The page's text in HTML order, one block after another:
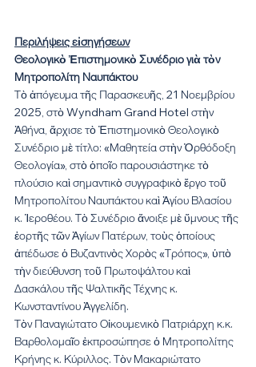
Περιλήψεις εἰσηγήσεων
Θεολογικὸ Ἐπιστημονικὸ Συνέδριο γιὰ τὸν
Μητροπολίτη Ναυπάκτου
Τὸ ἀπόγευμα τῆς Παρασκευῆς, 21 Νοεμβρίου
2025, στὸ Wyndham Grand Hotel στὴν
Ἀθήνα, ἄρχισε τὸ Ἐπιστημονικὸ Θεολογικὸ
Συνέδριο μὲ τίτλο: «Μαθητεία στὴν Ὀρθόδοξη
Θεολογία», στὸ ὁποῖο παρουσιάστηκε τὸ
πλούσιο καὶ σημαντικὸ συγγραφικὸ ἔργο τοῦ
Μητροπολίτου Ναυπάκτου καὶ Ἁγίου Βλασίου
κ. Ἱεροθέου. Τὸ Συνέδριο ἄνοιξε μὲ ὕμνους τῆς
ἑορτῆς τῶν Ἁγίων Πατέρων, τοὺς ὁποίους
ἀπέδωσε ὁ Βυζαντινὸς Χορὸς «Τρόπος», ὑπὸ
τὴν διεύθυνση τοῦ Πρωτοψάλτου καὶ
Δασκάλου τῆς Ψαλτικῆς Τέχνης κ.
Κωνσταντίνου Ἀγγελίδη.
Τὸν Παναγιώτατο Οἰκουμενικὸ Πατριάρχη κ.κ.
Βαρθολομαῖο ἐκπροσώπησε ὁ Μητροπολίτης
Κρήνης κ. Κύριλλος. Τὸν Μακαριώτατο